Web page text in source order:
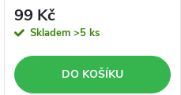
99 Kč
Skladem >5 ks
DO KOŠÍKU